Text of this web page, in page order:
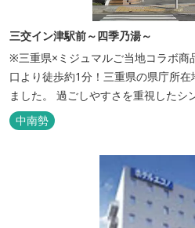
三交イン津駅前～四季乃湯～
※三重県×ミジュマルご当地コラボ商品取扱店舗 近
口より徒歩約1分！三重県の県庁所
ました。 過ごしやすさを重視したシ
り、ベッドはワイドなサイズで、羽
いアメニティグッズを取り揃えてお
リーもあります。 ご宿泊者専用の人
中南勢